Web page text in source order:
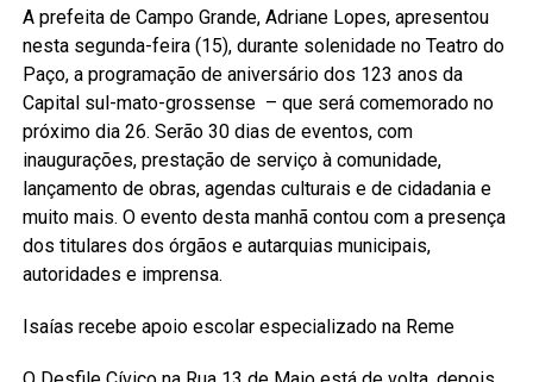
A prefeita de Campo Grande, Adriane Lopes, apresentou
nesta segunda-feira (15), durante solenidade no Teatro do
Paço, a programação de aniversário dos 123 anos da
Capital sul-mato-grossense – que será comemorado no
próximo dia 26. Serão 30 dias de eventos, com
inaugurações, prestação de serviço à comunidade,
lançamento de obras, agendas culturais e de cidadania e
muito mais. O evento desta manhã contou com a presença
dos titulares dos órgãos e autarquias municipais,
autoridades e imprensa.
Isaías recebe apoio escolar especializado na Reme